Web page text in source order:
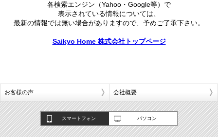
各検索エンジン（Yahoo・Google等）で
表示されている情報については、
最新の情報では無い場合がありますので、 予めご了承下さい。
Saikyo Home 株式会社トップページ
お客様の声 会社概要
スマートフォン パソコン